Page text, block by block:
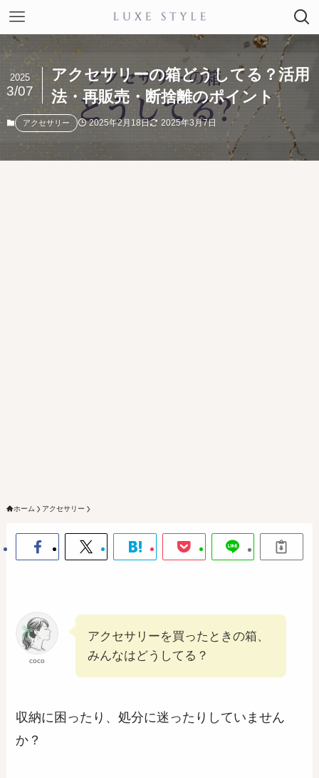
アクセサリーの箱どうしてる？活用
法・再販売・断捨離のポイント
2025
3/07
アクセサリー 2025年2月18日 2025年3月7日
ホーム アクセサリー
coco
アクセサリーを買ったときの箱、
みんなはどうしてる？
収納に困ったり、処分に迷ったりしていません
か？